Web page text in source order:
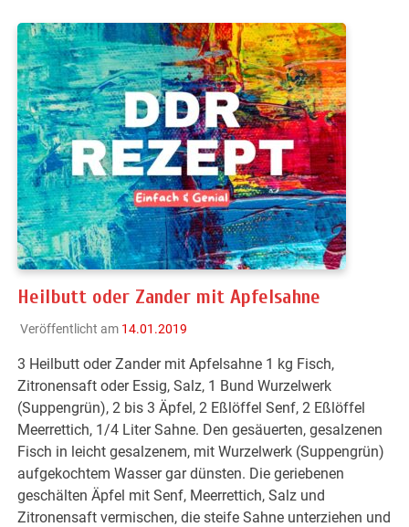
Heilbutt oder Zander mit Apfelsahne
Veröffentlicht am 14.01.2019
3 Heilbutt oder Zander mit Apfelsahne 1 kg Fisch,
Zitronensaft oder Essig, Salz, 1 Bund Wurzelwerk
(Suppengrün), 2 bis 3 Äpfel, 2 Eßlöffel Senf, 2 Eßlöffel
Meerrettich, 1/4 Liter Sahne. Den gesäuerten, gesalzenen
Fisch in leicht gesalzenem, mit Wurzelwerk (Suppengrün)
aufgekochtem Wasser gar dünsten. Die geriebenen
geschälten Äpfel mit Senf, Meerrettich, Salz und
Zitronensaft vermischen, die steife Sahne unterziehen und